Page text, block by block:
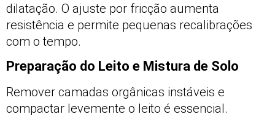
dilatação. O ajuste por fricção aumenta
resistência e permite pequenas recalibrações
com o tempo.
Preparação do Leito e Mistura de Solo
Remover camadas orgânicas instáveis e
compactar levemente o leito é essencial.